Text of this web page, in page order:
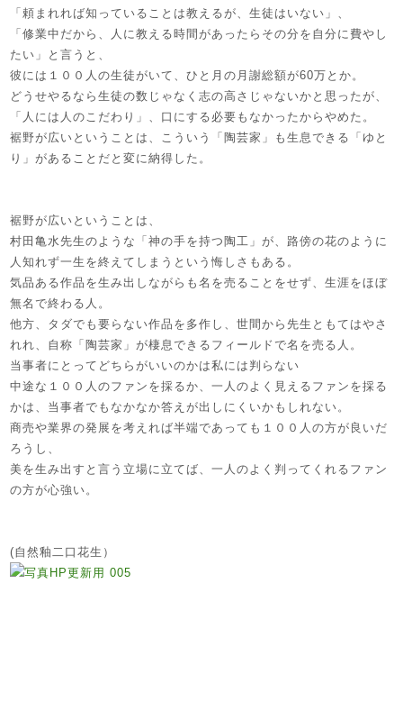
「頼まれれば知っていることは教えるが、生徒はいない」、
「修業中だから、人に教える時間があったらその分を自分に費やし
たい」と言うと、
彼には１００人の生徒がいて、ひと月の月謝総額が60万とか。
どうせやるなら生徒の数じゃなく志の高さじゃないかと思ったが、
「人には人のこだわり」、口にする必要もなかったからやめた。
裾野が広いということは、こういう「陶芸家」も生息できる「ゆと
り」があることだと変に納得した。
裾野が広いということは、
村田亀水先生のような「神の手を持つ陶工」が、路傍の花のように
人知れず一生を終えてしまうという悔しさもある。
気品ある作品を生み出しながらも名を売ることをせず、生涯をほぼ
無名で終わる人。
他方、タダでも要らない作品を多作し、世間から先生ともてはやさ
れれ、自称「陶芸家」が棲息できるフィールドで名を売る人。
当事者にとってどちらがいいのかは私には判らない
中途な１００人のファンを採るか、一人のよく見えるファンを採る
かは、当事者でもなかなか答えが出しにくいかもしれない。
商売や業界の発展を考えれば半端であっても１００人の方が良いだ
ろうし、
美を生み出すと言う立場に立てば、一人のよく判ってくれるファン
の方が心強い。
(自然釉二口花生）